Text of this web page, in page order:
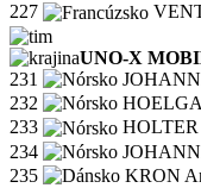
227
UNO-X
231
232
233
234
235
KRON